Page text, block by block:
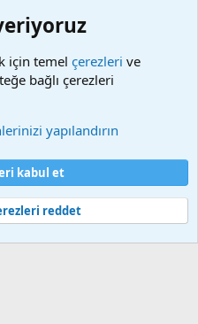
Videolar YouTube,
bu sitelere aittir.
bulunmamaktadır.
politikası
2025 XenForo Ltd.
ile desteklenmektedir
için temel çerezleri ve
bağlı çerezleri
yapılandırın
kabul et
reddet